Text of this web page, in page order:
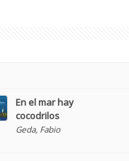
En el mar hay
cocodrilos
Geda, Fabio